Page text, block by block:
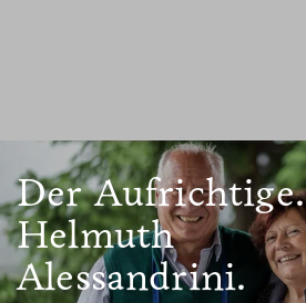
Der Aufrichtige.
Helmuth
Alessandrini.